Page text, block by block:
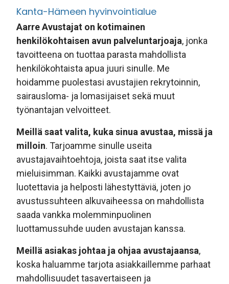
Kanta-Hämeen hyvinvointialue
Aarre Avustajat on kotimainen
henkilökohtaisen avun palveluntarjoaja, jonka
tavoitteena on tuottaa parasta mahdollista
henkilökohtaista apua juuri sinulle. Me
hoidamme puolestasi avustajien rekrytoinnin,
sairausloma- ja lomasijaiset sekä muut
työnantajan velvoitteet.
Meillä saat valita, kuka sinua avustaa, missä ja
milloin. Tarjoamme sinulle useita
avustajavaihtoehtoja, joista saat itse valita
mieluisimman. Kaikki avustajamme ovat
luotettavia ja helposti lähestyttäviä, joten jo
avustussuhteen alkuvaiheessa on mahdollista
saada vankka molemminpuolinen
luottamussuhde uuden avustajan kanssa.
Meillä asiakas johtaa ja ohjaa avustajaansa,
koska haluamme tarjota asiakkaillemme parhaat
mahdollisuudet tasavertaiseen ja